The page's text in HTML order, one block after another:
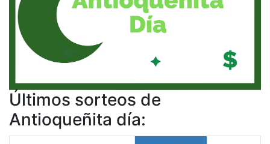
Últimos sorteos de
Antioqueñita día: